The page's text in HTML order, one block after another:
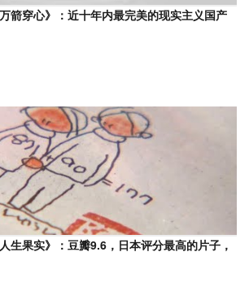
箭穿心》：近十年内最完美的现实主义国产
生果实》：豆瓣9.6，日本评分最高的片子，